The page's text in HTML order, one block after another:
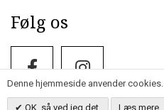
Følg os
Denne hjemmeside anvender cookies.
OK, så ved jeg det. Læs mere